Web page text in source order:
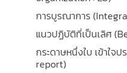
การบูรณาการ
แนวปฏิบัติที่เป็นเลิศ
กระดาษหนึ่งใบ เข้าใจ
report)